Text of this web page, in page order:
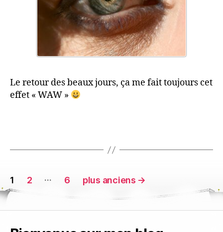
Le retour des beaux jours, ça me fait toujours cet
effet « WAW »
Pagination
des
publications
1 2 … 6 plus anciens →